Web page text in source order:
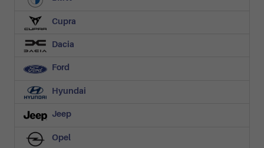
Cupra
Dacia
Ford
Hyundai
Jeep
Opel